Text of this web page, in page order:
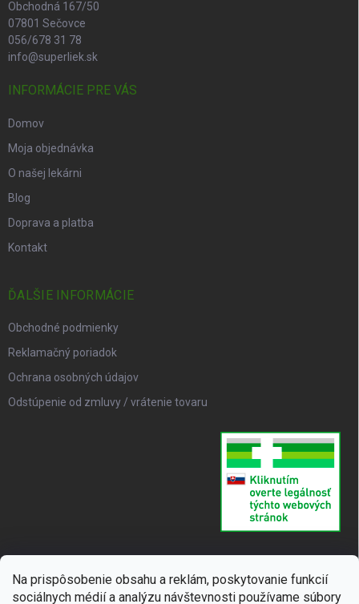
Na prispôsobenie obsahu a reklám, poskytovanie funkcií
sociálnych médií a analýzu návštevnosti používame súbory
Obchodná 167/50
07801 Sečovce
056/678 31 78
info@superliek.sk
INFORMÁCIE PRE VÁS
Domov
Moja objednávka
O našej lekárni
Blog
Doprava a platba
Kontakt
ĎALŠIE INFORMÁCIE
Obchodné podmienky
Reklamačný poriadok
Ochrana osobných údajov
Odstúpenie od zmluvy / vrátenie tovaru